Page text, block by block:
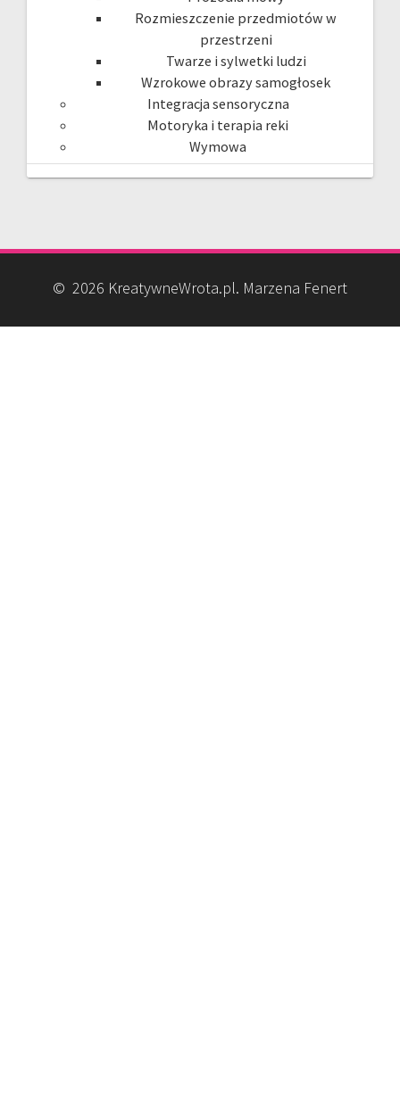
Rozmieszczenie przedmiotów w
przestrzeni
Twarze i sylwetki ludzi
Wzrokowe obrazy samogłosek
Integracja sensoryczna
Motoryka i terapia reki
Wymowa
© 2026 KreatywneWrota.pl. Marzena Fenert